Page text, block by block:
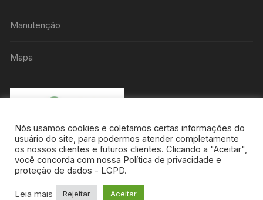
Manutenção
Mapa
Nós usamos cookies e coletamos certas informações do
usuário do site, para podermos atender completamente
os nossos clientes e futuros clientes. Clicando a "Aceitar",
você concorda com nossa Política de privacidade e
proteção de dados - LGPD.
Leia mais Rejeitar Aceitar